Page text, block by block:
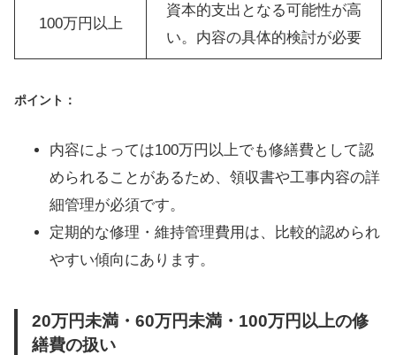
100万円以上
資本的支出となる可能性が高
い。内容の具体的検討が必要
ポイント：
内容によっては100万円以上でも修繕費として認
められることがあるため、領収書や工事内容の詳
細管理が必須です。
定期的な修理・維持管理費用は、比較的認められ
やすい傾向にあります。
20万円未満・60万円未満・100万円以上の修
繕費の扱い